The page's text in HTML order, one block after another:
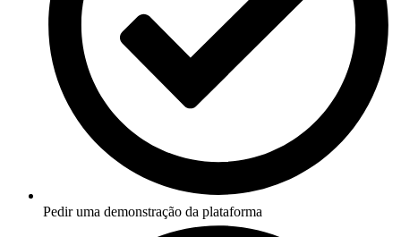
Pedir uma demonstração da plataforma